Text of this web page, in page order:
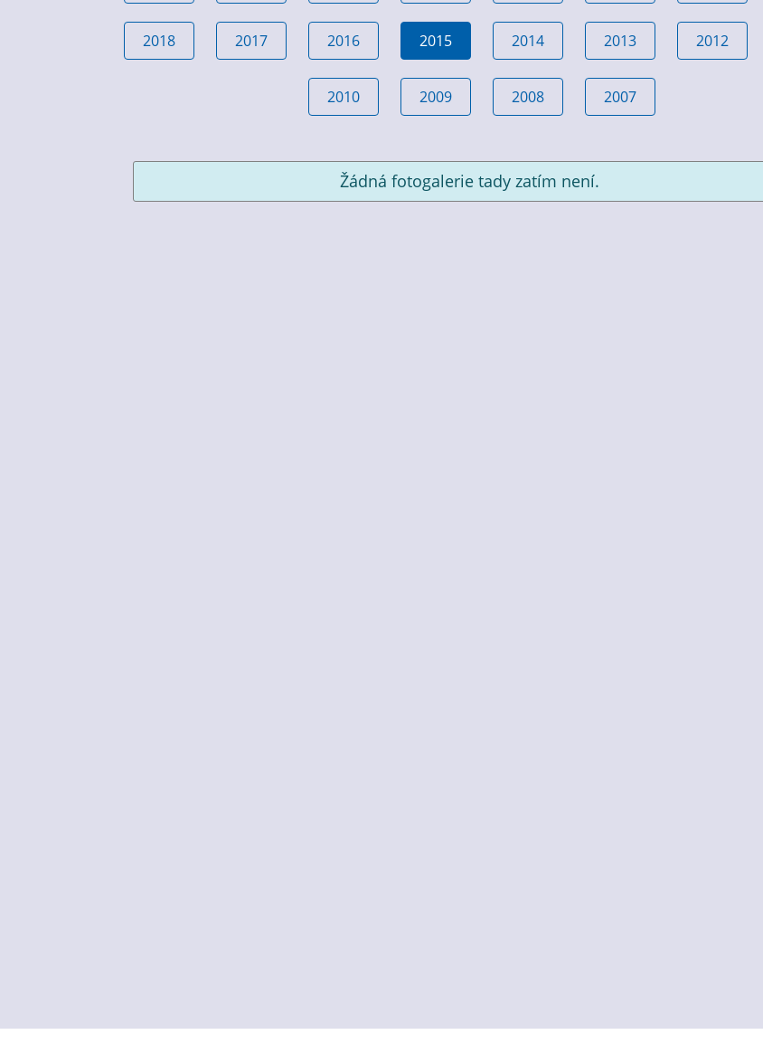
2018 2017 2016 2015 2014 2013 2012
2010 2009 2008 2007
Žádná fotogalerie tady zatím není.